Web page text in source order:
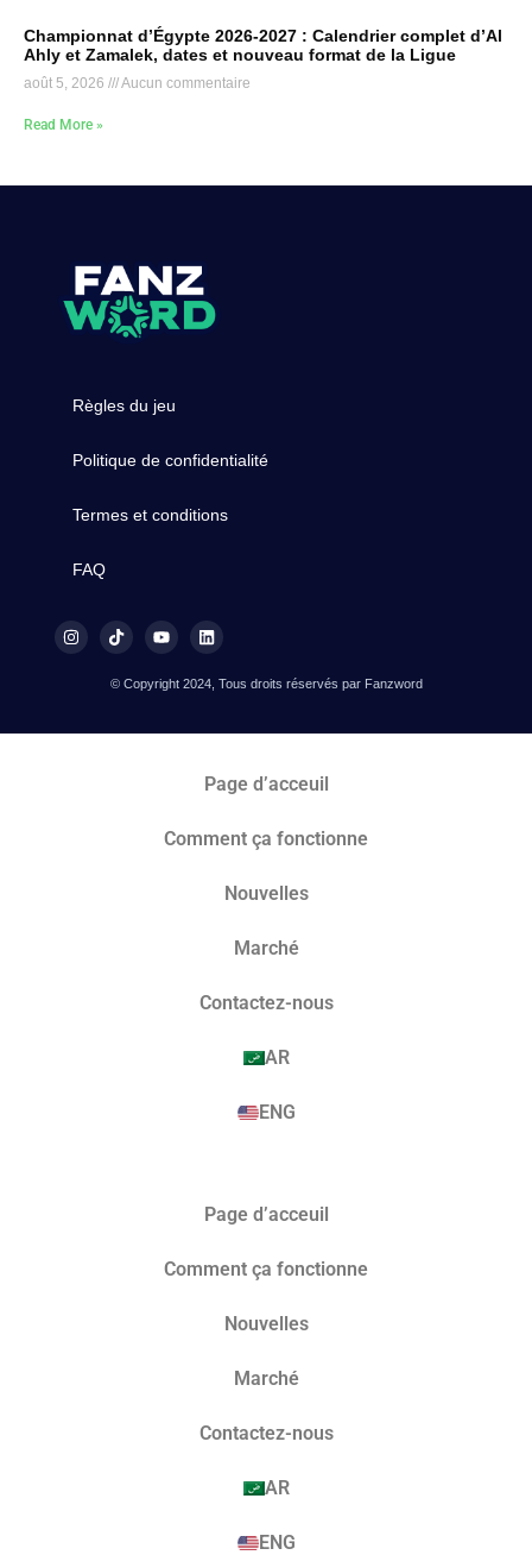
Championnat d’Égypte 2026-2027 : Calendrier complet d’Al
Ahly et Zamalek, dates et nouveau format de la Ligue
août 5, 2026 Aucun commentaire
Read More »
Règles du jeu
Politique de confidentialité
Termes et conditions
FAQ
© Copyright 2024, Tous droits réservés par Fanzword
Page d’acceuil
Comment ça fonctionne
Nouvelles
Marché​
Contactez-nous
AR
ENG
Page d’acceuil
Comment ça fonctionne
Nouvelles
Marché​
Contactez-nous
AR
ENG